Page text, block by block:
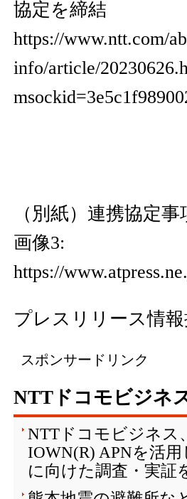
協定を締結
https://www.ntt.com/
info/article/
（別紙）連携協定事
画像3:
https://
プレスリリース情報
スポンサードリンク
NTTドコモビジネ
NTTドコモビジネス
IOWN(R) APNを活
に向けた調査・実証